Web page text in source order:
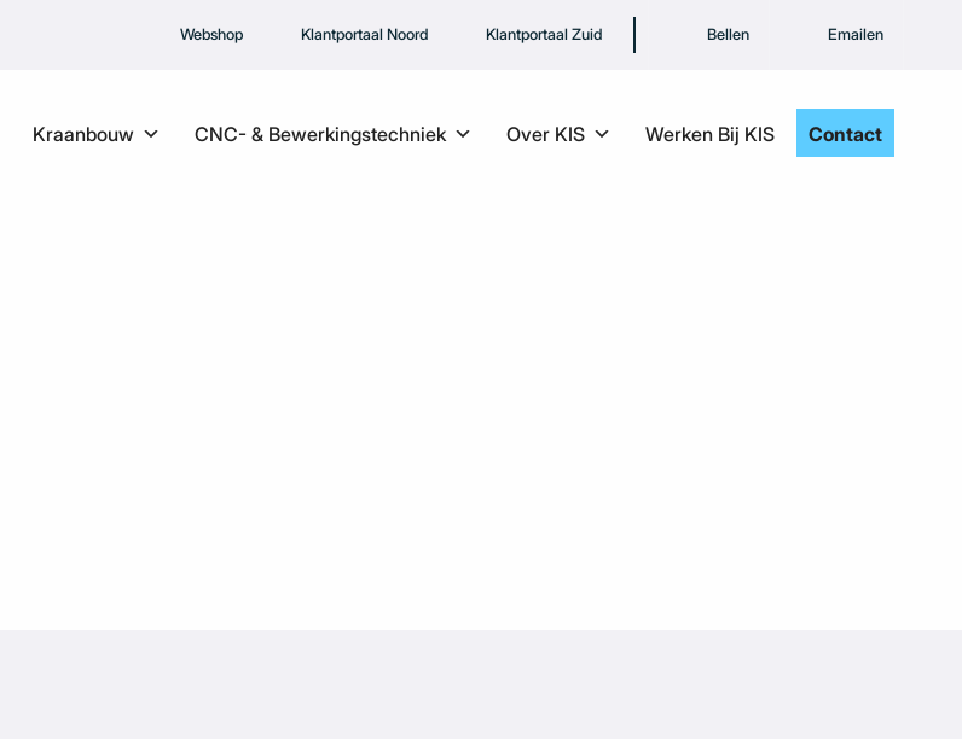
Webshop Klantportaal Noord Klantportaal Zuid Bellen Emailen
Kraanbouw CNC- & Bewerkingstechniek Over KIS Werken Bij KIS Contact